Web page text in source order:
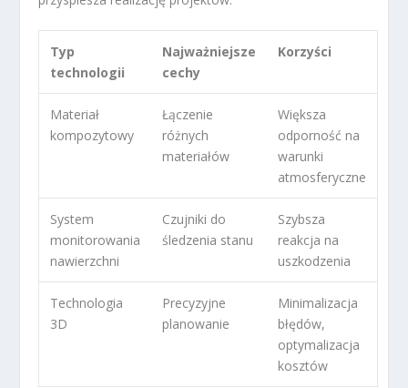
Typ
technologii
Najważniejsze
cechy
Korzyści
Materiał
kompozytowy
Łączenie
różnych
materiałów
Większa
odporność na
warunki
atmosferyczne
System
monitorowania
nawierzchni
Czujniki do
śledzenia stanu
Szybsza
reakcja na
uszkodzenia
Technologia
3D
Precyzyjne
planowanie
Minimalizacja
błędów,
optymalizacja
kosztów